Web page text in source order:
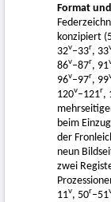
Format
konzipiert
32v–33r, 33
86v–87r, 91
96v–97r, 99
120v–121r,
beim
der
neun
zwei
11v, 50r–51